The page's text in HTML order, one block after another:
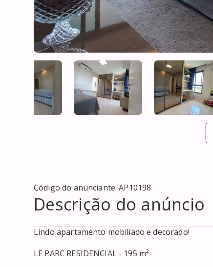
Código do anunciante:AP10198
Descrição do anúncio
Lindo apartamento mobiliado e decorado!
LE PARC RESIDENCIAL - 195 m²